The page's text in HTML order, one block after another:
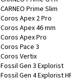
CARNEO Prime Slim
Coros Apex 2 Pro
Coros Apex 46 mm
Coros Apex Pro
Coros Pace 3
Coros Vertix
Fossil Gen 3 Explorist
Fossil Gen 4 Explorist